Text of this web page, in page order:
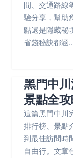
間、交通路線
驗分享，幫助
點還是隱藏秘
省錢秘訣都涵
黑門中川
景點全
這篇黑門中川
排行榜、景點
到最佳訪問時
自由行。文章